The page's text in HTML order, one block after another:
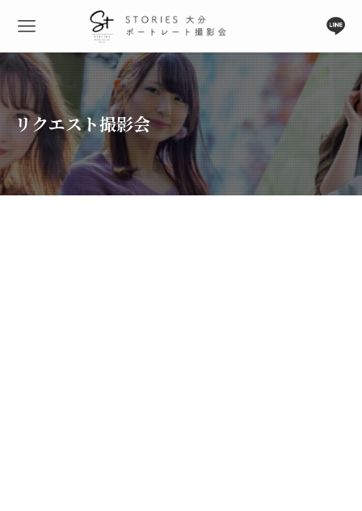
リクエスト撮影会